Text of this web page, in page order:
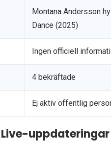
Montana Andersson
Dance (2025)
Ingen officiell
4 bekräftade
Ej aktiv offentlig
uppdateringar